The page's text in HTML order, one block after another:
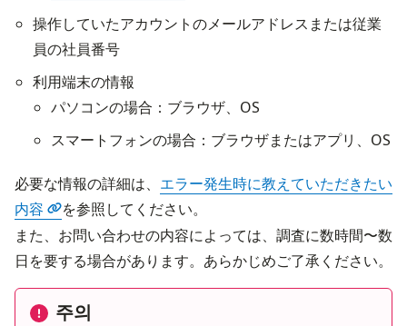
操作していたアカウントのメールアドレスまたは従業
員の社員番号
利用端末の情報
パソコンの場合：ブラウザ、OS
スマートフォンの場合：ブラウザまたはアプリ、OS
必要な情報の詳細は、 エラー発生時に教えていただきたい
内容
を参照してください。
また、お問い合わせの内容によっては、調査に数時間〜数
日を要する場合があります。あらかじめご了承ください。
주의